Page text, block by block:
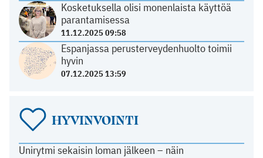
Kosketuksella olisi monenlaista käyttöä
parantamisessa
11.12.2025 09:58
Espanjassa perusterveydenhuolto toimii
hyvin
07.12.2025 13:59
HYVINVOINTI
Unirytmi sekaisin loman jälkeen – näin